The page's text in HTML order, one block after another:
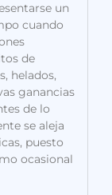
un
cuando
de
helados,
ganancias
de lo
se aleja
puesto
ocasional